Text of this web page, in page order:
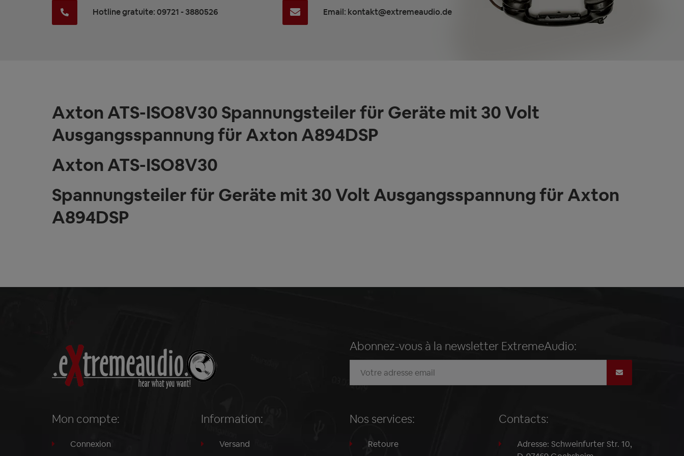
Hotline gratuite: 09721 - 3880526 Email: kontakt@extremeaudio.de
Axton ATS-ISO8V30 Spannungsteiler für Geräte mit 30 Volt
Ausgangsspannung für Axton A894DSP
Axton ATS-ISO8V30
Spannungsteiler für Geräte mit 30 Volt Ausgangsspannung für Axton
A894DSP
Abonnez-vous à la newsletter ExtremeAudio:
Mon compte:
Connexion
Information:
Versand
Nos services:
Retoure
Contacts:
Adresse: Schweinfurter Str. 10,